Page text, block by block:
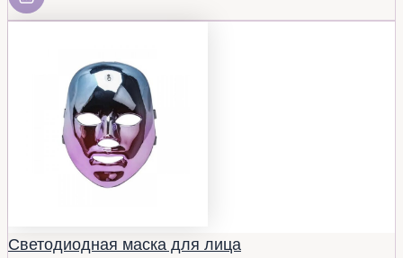
Светодиодная маска для лица